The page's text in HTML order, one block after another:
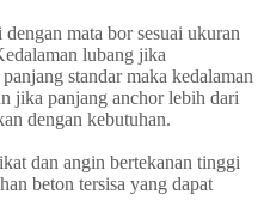
mata bor sesuai ukuran
lubang jika
standar maka kedalaman
jika panjang anchor lebih dari
dengan kebutuhan.
dan angin bertekanan tinggi
beton tersisa yang dapat